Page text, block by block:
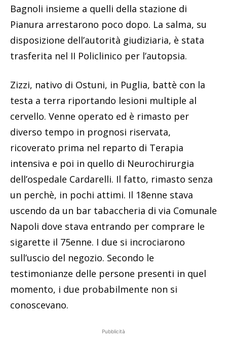
Bagnoli insieme a quelli della stazione di
Pianura arrestarono poco dopo. La salma, su
disposizione dell’autorità giudiziaria, è stata
trasferita nel II Policlinico per l’autopsia.
Zizzi, nativo di Ostuni, in Puglia, battè con la
testa a terra riportando lesioni multiple al
cervello. Venne operato ed è rimasto per
diverso tempo in prognosi riservata,
ricoverato prima nel reparto di Terapia
intensiva e poi in quello di Neurochirurgia
dell’ospedale Cardarelli. Il fatto, rimasto senza
un perchè, in pochi attimi. Il 18enne stava
uscendo da un bar tabaccheria di via Comunale
Napoli dove stava entrando per comprare le
sigarette il 75enne. I due si incrociarono
sull’uscio del negozio. Secondo le
testimonianze delle persone presenti in quel
momento, i due probabilmente non si
conoscevano.
Pubblicità